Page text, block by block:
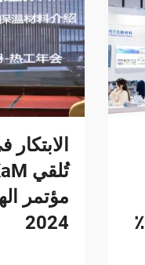
دولار مع نمو مبيعات بنسبة 200٪
مؤتمر
2024